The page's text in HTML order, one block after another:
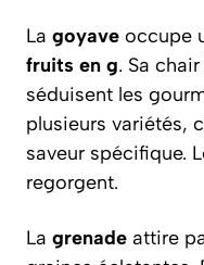
La goyave occupe
fruits en g. Sa
séduisent les
plusieurs variétés,
saveur spécifique.
regorgent.
La grenade attire